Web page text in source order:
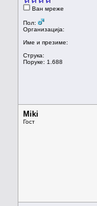
Ван мреже
Пол:
Организација:
Име и презиме:
Струка:
Поруке: 1.688
Miki
Гост